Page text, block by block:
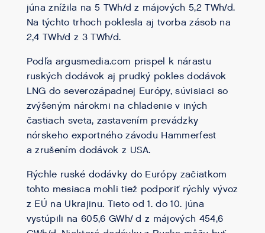
júna znížila na 5 TWh/d z májových 5,2 TWh/d.
Na týchto trhoch poklesla aj tvorba zásob na
2,4 TWh/d z 3 TWh/d.
Podľa argusmedia.com prispel k nárastu
ruských dodávok aj prudký pokles dodávok
LNG do severozápadnej Európy, súvisiaci so
zvýšeným nárokmi na chladenie v iných
častiach sveta, zastavením prevádzky
nórskeho exportného závodu Hammerfest
a zrušením dodávok z USA.
Rýchle ruské dodávky do Európy začiatkom
tohto mesiaca mohli tiež podporiť rýchly vývoz
z EÚ na Ukrajinu. Tieto od 1. do 10. júna
vystúpili na 605,6 GWh/ d z májových 454,6